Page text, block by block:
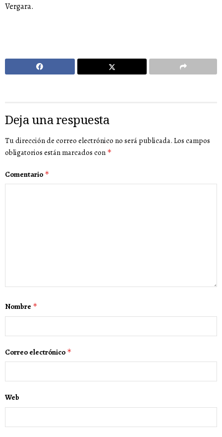
Vergara.
Deja una respuesta
Tu dirección de correo electrónico no será publicada. Los campos
obligatorios están marcados con *
Comentario *
Nombre *
Correo electrónico *
Web